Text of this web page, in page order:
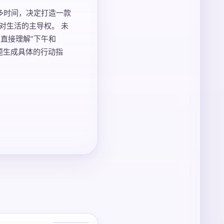
间，决定打造一款
生活的主导权。 未
接理解“下午和
生成具体的行动指
3 张